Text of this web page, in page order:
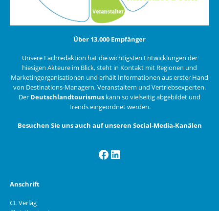
Über 13.000 Empfänger
Unsere Fachredaktion hat die wichtigsten Entwicklungen der
hiesigen Akteure im Blick, steht in Kontakt mit Regionen und
Marketingorganisationen und erhält Informationen aus erster Hand
von Destinations-Managern, Veranstaltern und Vertriebsexperten.
Der Deutschlandtourismus kann so vielseitig abgebildet und
Trends eingeordnet werden.
Besuchen Sie uns auch auf unseren Social-Media-Kanälen
Facebook
LinkedIn
Anschrift
CL Verlag